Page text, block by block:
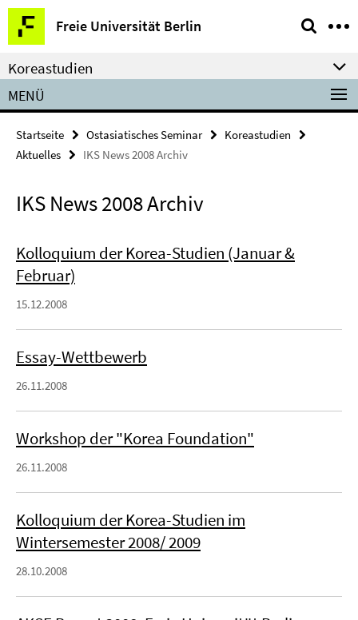
Springe
direkt
zu
Inhalt
Freie Universität Berlin
Service-
Navigation
Koreastudien
MENÜ
Startseite Ostasiatisches Seminar
Koreastudien
Aktuelles
IKS News 2008 Archiv
IKS News 2008 Archiv
Kolloquium der Korea-Studien (Januar &
Februar)
15.12.2008
Essay-Wettbewerb
26.11.2008
Workshop der "Korea Foundation"
26.11.2008
Kolloquium der Korea-Studien im
Wintersemester 2008/ 2009
28.10.2008